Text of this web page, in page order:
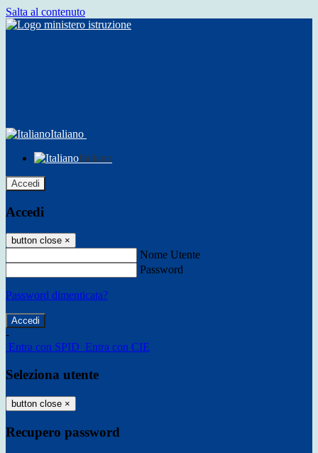
Salta al contenuto
Italiano
Italiano
Accedi
Accedi
button close ×
Nome Utente
Password
Password dimenticata?
-
Entra con SPID Entra con CIE
Seleziona utente
button close ×
Recupero password